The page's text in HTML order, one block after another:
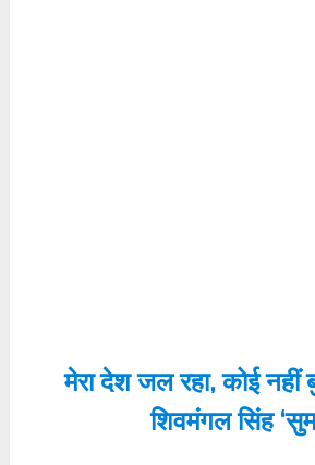
मेरा देश जल रहा, कोई नहीं
शिवमंगल सिंह